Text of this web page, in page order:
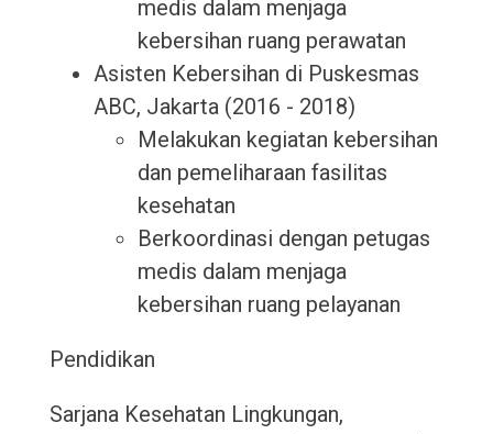
medis dalam menjaga
kebersihan ruang perawatan
Asisten Kebersihan di Puskesmas
ABC, Jakarta (2016 - 2018)
Melakukan kegiatan kebersihan
dan pemeliharaan fasilitas
kesehatan
Berkoordinasi dengan petugas
medis dalam menjaga
kebersihan ruang pelayanan
Pendidikan
Sarjana Kesehatan Lingkungan,